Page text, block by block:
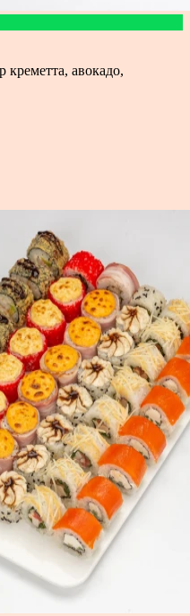
авокадо,